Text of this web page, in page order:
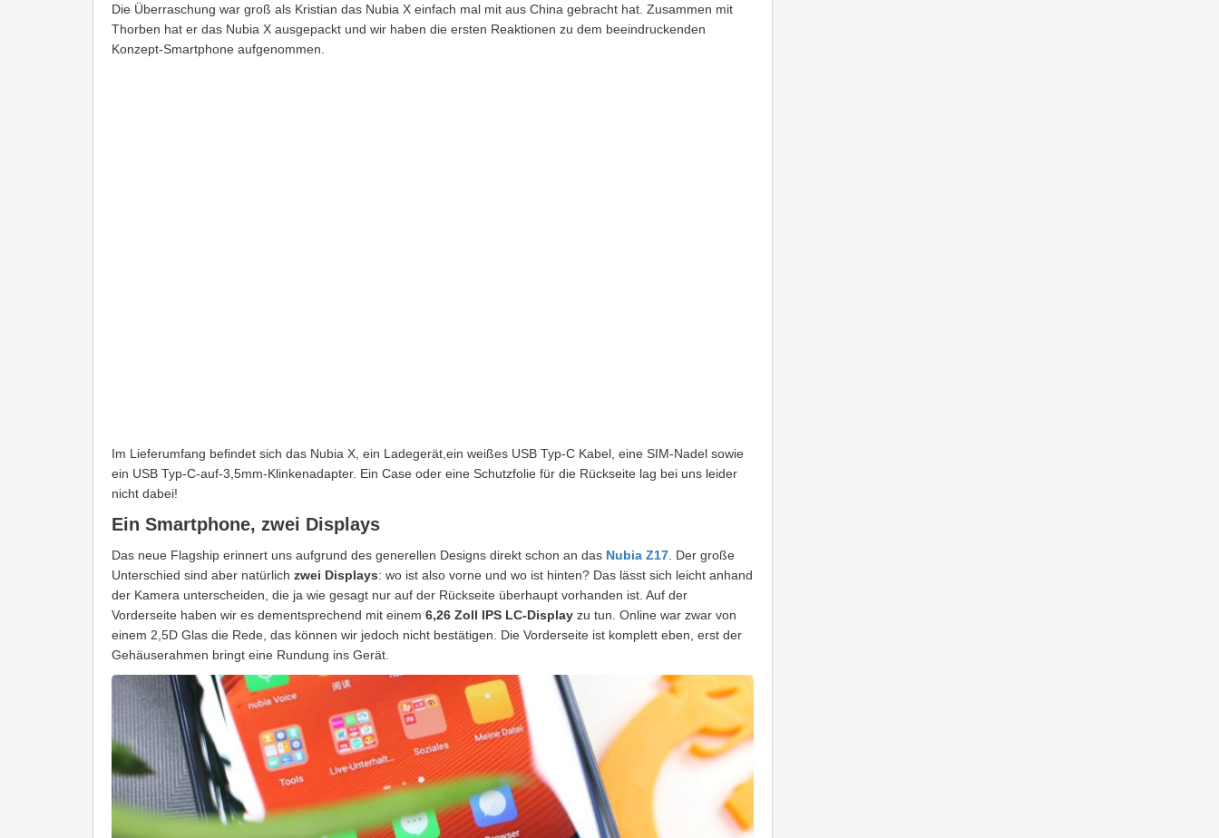
Die Überraschung war groß als Kristian das Nubia X einfach mal mit aus China gebracht hat. Zusammen mit
Thorben hat er das Nubia X ausgepackt und wir haben die ersten Reaktionen zu dem beeindruckenden
Konzept-Smartphone aufgenommen.
Im Lieferumfang befindet sich das Nubia X, ein Ladegerät,ein weißes USB Typ-C Kabel, eine SIM-Nadel sowie
ein USB Typ-C-auf-3,5mm-Klinkenadapter. Ein Case oder eine Schutzfolie für die Rückseite lag bei uns leider
nicht dabei!
Ein Smartphone, zwei Displays
Das neue Flagship erinnert uns aufgrund des generellen Designs direkt schon an das Nubia Z17 . Der große
Unterschied sind aber natürlich zwei Displays: wo ist also vorne und wo ist hinten? Das lässt sich leicht anhand
der Kamera unterscheiden, die ja wie gesagt nur auf der Rückseite überhaupt vorhanden ist. Auf der
Vorderseite haben wir es dementsprechend mit einem 6,26 Zoll IPS LC-Display zu tun. Online war zwar von
einem 2,5D Glas die Rede, das können wir jedoch nicht bestätigen. Die Vorderseite ist komplett eben, erst der
Gehäuserahmen bringt eine Rundung ins Gerät.